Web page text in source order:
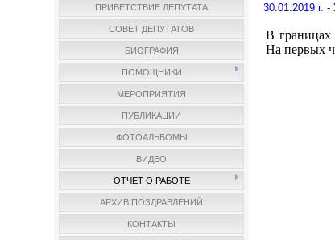
ПРИВЕТСТВИЕ ДЕПУТАТА
СОВЕТ ДЕПУТАТОВ
БИОГРАФИЯ
ПОМОЩНИКИ
МЕРОПРИЯТИЯ
ПУБЛИКАЦИИ
ФОТОАЛЬБОМЫ
ВИДЕО
ОТЧЕТ О РАБОТЕ
АРХИВ ПОЗДРАВЛЕНИЙ
КОНТАКТЫ
30.01.2019 г.
В границах
На первых